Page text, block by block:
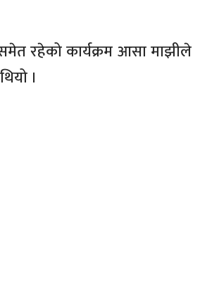
रहेको कार्यक्रम आसा माझीले
।